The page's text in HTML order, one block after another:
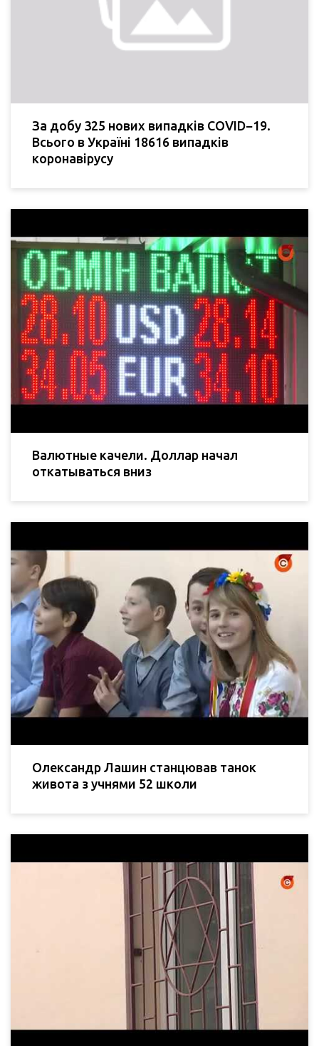
За добу 325 нових випадків COVID−19.
Всього в Україні 18616 випадків
коронавірусу
Валютные качели. Доллар начал
откатываться вниз
Олександр Лашин станцював танок
живота з учнями 52 школи